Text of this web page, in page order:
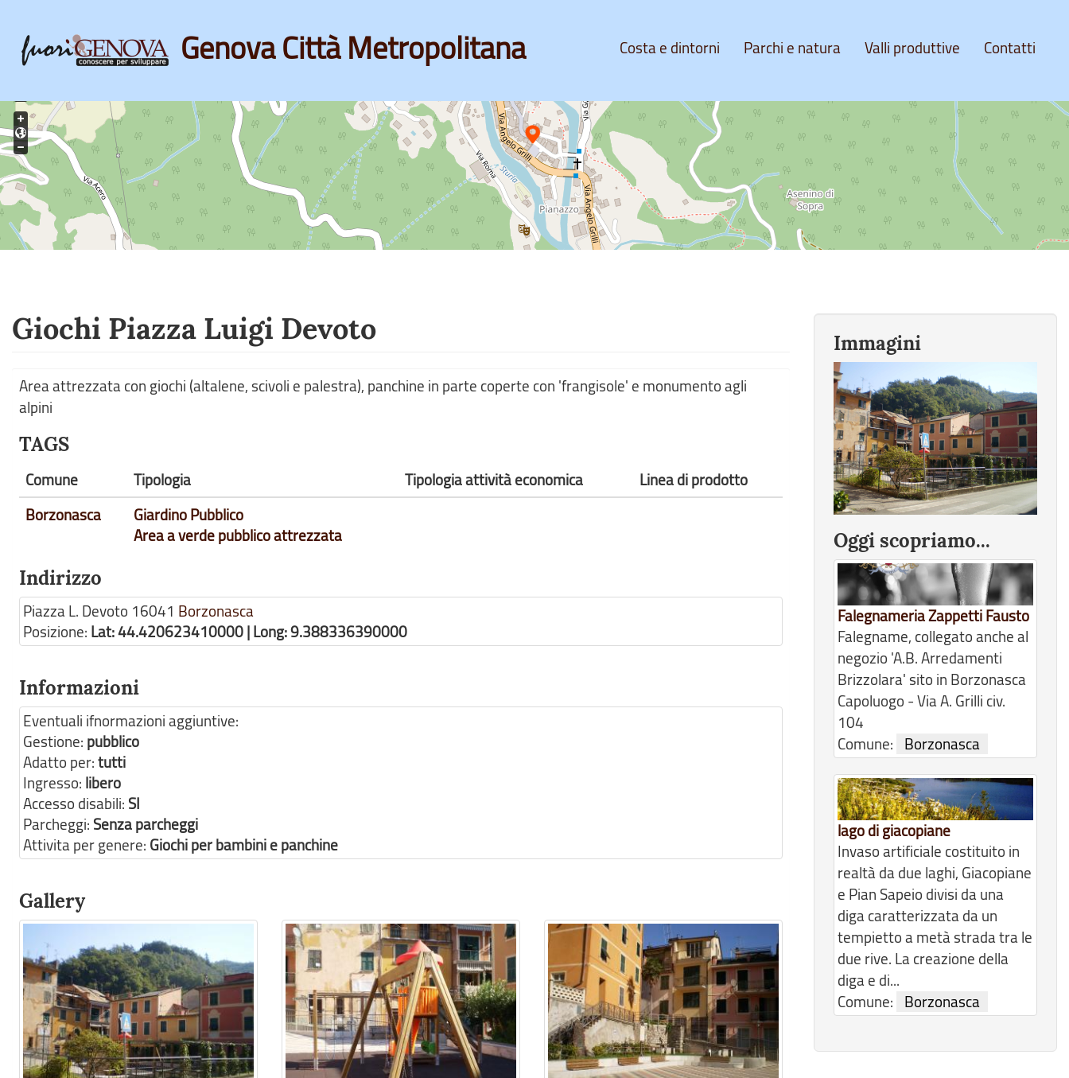
Skip
main
content
Genova Città Metropolitana Costa e dintorni Parchi e natura Valli produttive Contatti
Giochi Piazza Luigi Devoto
Area attrezzata con giochi (altalene, scivoli e palestra), panchine in parte coperte con 'frangisole' e monumento agli
alpini
TAGS
Comune Tipologia Tipologia attività economica
Linea di prodotto
Borzonasca
Giardino Pubblico
Area a verde pubblico attrezzata
Indirizzo
Piazza L. Devoto 16041 Borzonasca
Posizione: Lat: 44.420623410000 | Long: 9.388336390000
Informazioni
Eventuali ifnormazioni aggiuntive:
Gestione: pubblico
Adatto per:tutti
Ingresso: libero
Accesso disabili: SI
Parcheggi: Senza parcheggi
Attivita per genere: Giochi per bambini e panchine
Gallery
Immagini
Oggi scopriamo...
Falegnameria Zappetti Fausto
Falegname, collegato anche al
negozio 'A.B. Arredamenti
Brizzolara' sito in Borzonasca
Capoluogo - Via A. Grilli civ.
104
Comune:
Borzonasca
lago di giacopiane
Invaso artificiale costituito in
realtà da due laghi, Giacopiane
e Pian Sapeio divisi da una
diga caratterizzata da un
tempietto a metà strada tra le
due rive. La creazione della
diga e di...
Comune:
Borzonasca